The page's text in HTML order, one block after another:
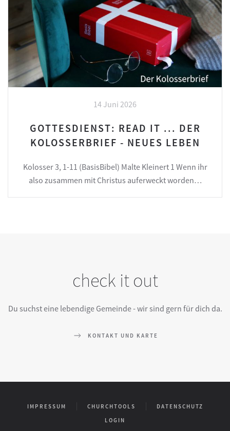
14 Juni 2026
GOTTESDIENST: READ IT ... DER
KOLOSSERBRIEF - NEUES LEBEN
Kolosser 3, 1-11 (BasisBibel) Malte Kleinert 1 Wenn ihr
also zusammen mit Christus auferweckt worden…
check it out
Du suchst eine lebendige Gemeinde - wir sind gern für dich da.
KONTAKT UND KARTE
IMPRESSUM CHURCHTOOLS
DATENSCHUTZ
LOGIN